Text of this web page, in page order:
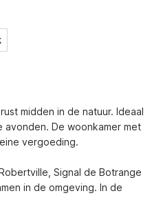
midden in de natuur. Ideaal
De woonkamer met
vergoeding.
Signal de Botrange
in de omgeving. In de